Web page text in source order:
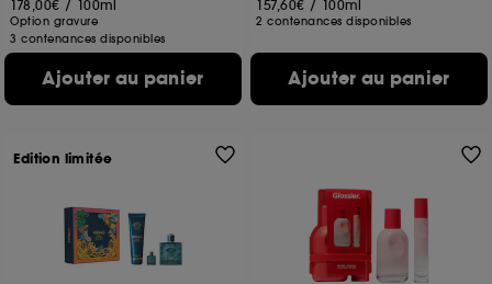
178,00€ / 100ml
Option gravure
3 contenances disponibles
Ajouter au panier
157,60€ / 100ml
2 contenances disponibles
Ajouter au panier
Edition limitée